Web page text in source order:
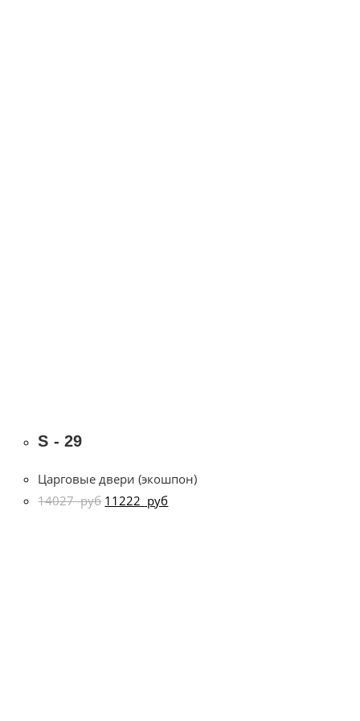
S - 29
Царговые двери (экошпон)
14027руб 11222 руб